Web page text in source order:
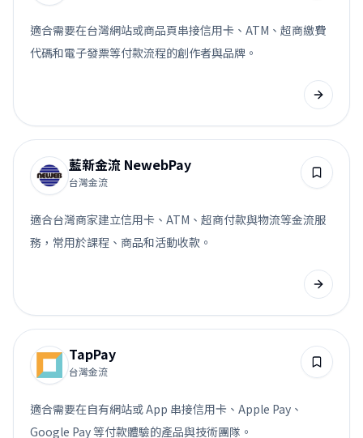
適合需要在台灣網站或商品頁串接信用卡、ATM、超商繳費
代碼和電子發票等付款流程的創作者與品牌。
藍新金流 NewebPay
台灣金流
適合台灣商家建立信用卡、ATM、超商付款與物流等金流服
務，常用於課程、商品和活動收款。
TapPay
台灣金流
適合需要在自有網站或 App 串接信用卡、Apple Pay、
Google Pay 等付款體驗的產品與技術團隊。